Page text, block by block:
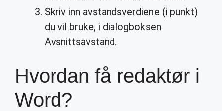
Skriv inn avstandsverdiene (i punkt)
du vil bruke, i dialogboksen
Avsnittsavstand.
Hvordan få redaktør i
Word?